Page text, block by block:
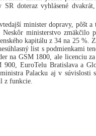
doteraz vyhlásené
minister dopravy, pôšt a
Neskôr ministerstvo zmäkčilo
kapitálu z 34 na 25 %.
list s podmienkami
na GSM 1800, ale licenciu
900, EuroTelu Bratislava a
Palacku aj v súvislosti
z funkcie.